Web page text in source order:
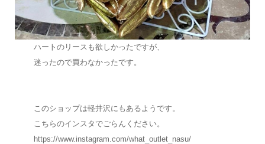
ハートのリースも欲しかったですが、
迷ったので買わなかったです。
このショップは軽井沢にもあるようです。
こちらのインスタでごらんください。
https://www.instagram.com/what_outlet_nasu/